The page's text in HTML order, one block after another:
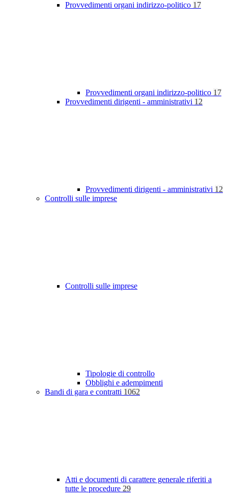
Provvedimenti organi indirizzo-politico 17
Provvedimenti organi indirizzo-politico 17
Provvedimenti dirigenti - amministrativi 12
Provvedimenti dirigenti - amministrativi 12
Controlli sulle imprese
Controlli sulle imprese
Tipologie di controllo
Obblighi e adempimenti
Bandi di gara e contratti 1062
Atti e documenti di carattere generale riferiti a
tutte le procedure 29